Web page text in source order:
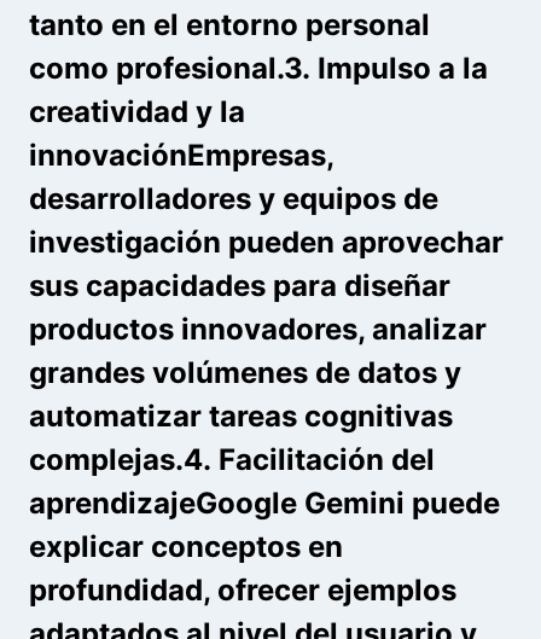
tanto en el entorno personal
como profesional.3. Impulso a la
creatividad y la
innovaciónEmpresas,
desarrolladores y equipos de
investigación pueden aprovechar
sus capacidades para diseñar
productos innovadores, analizar
grandes volúmenes de datos y
automatizar tareas cognitivas
complejas.4. Facilitación del
aprendizajeGoogle Gemini puede
explicar conceptos en
profundidad, ofrecer ejemplos